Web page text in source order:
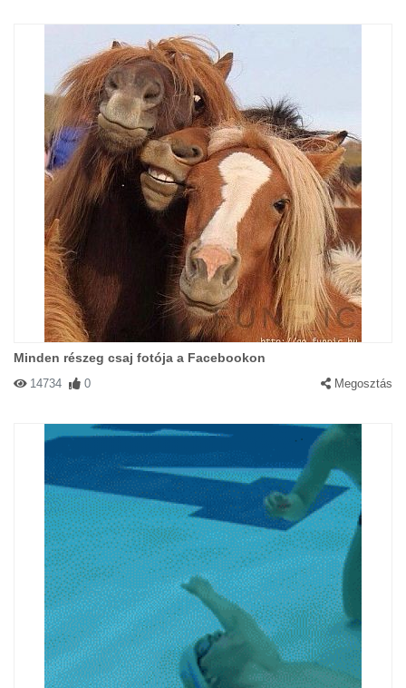
Minden részeg csaj fotója a Facebookon
14734 0 Megosztás